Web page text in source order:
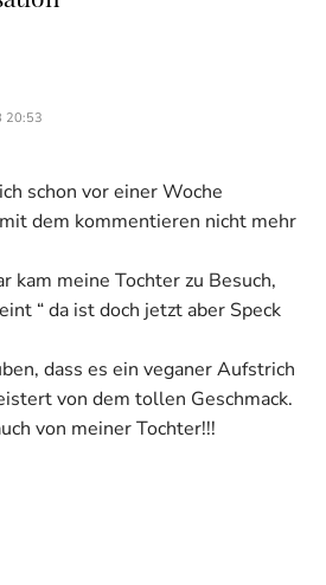
20:53
schon vor einer Woche
dem kommentieren nicht mehr
kam meine Tochter zu Besuch,
“ da ist doch jetzt aber Speck
dass es ein veganer Aufstrich
von dem tollen Geschmack.
von meiner Tochter!!!